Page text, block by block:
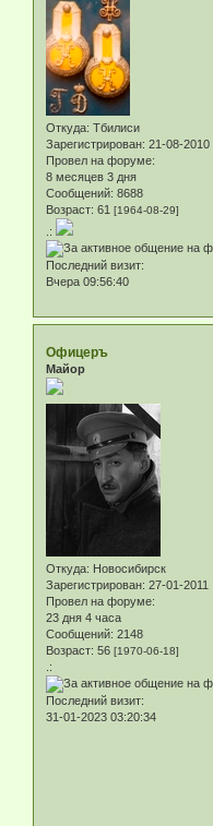
Откуда: Тбилиси
Зарегистрирован: 21-08-2010
Провел на форуме:
8 месяцев 3 дня
Сообщений: 8688
Возраст: 61 [1964-08-29]
.:
Последний визит:
Вчера 09:56:40
Офицеръ
Майор
Откуда: Новосибирск
Зарегистрирован: 27-01-2011
Провел на форуме:
23 дня 4 часа
Сообщений: 2148
Возраст: 56 [1970-06-18]
.:
Последний визит:
31-01-2023 03:20:34